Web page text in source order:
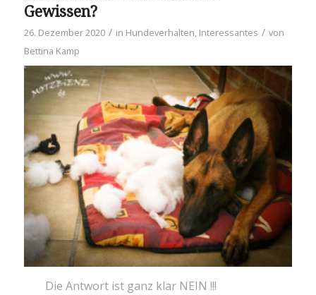
Gewissen?
26. Dezember 2020 / in Hundeverhalten, Interessantes / von
Bettina Kamp
Die Antwort ist ganz klar NEIN !!!